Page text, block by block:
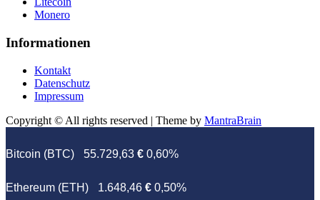
Monero
Informationen
Kontakt
Datenschutz
Impressum
Copyright © All rights reserved | Theme by MantraBrain
Bitcoin (BTC) 55.729,63 € 0,60%
Ethereum (ETH) 1.648,46 € 0,50%